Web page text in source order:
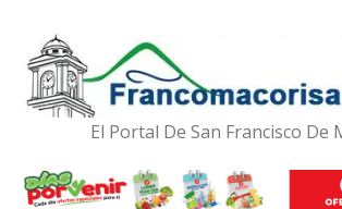
El Portal De San Francisco De